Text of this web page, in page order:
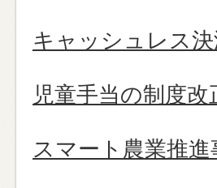
キャッシュレス
児童手当の制度
スマート農業推